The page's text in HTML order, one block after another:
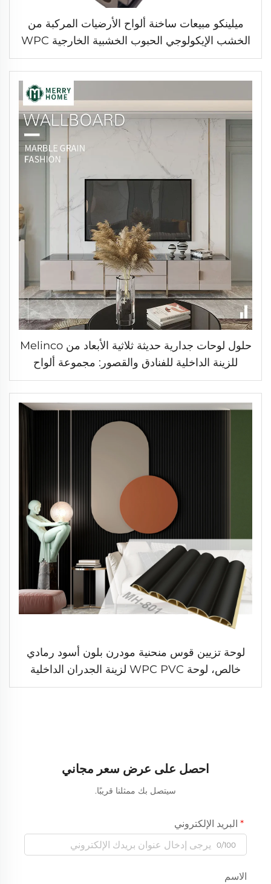
ميلينكو مبيعات ساخنة ألواح الأرضيات المركبة من
الخشب الإيكولوجي الحبوب الخشبية الخارجية WPC
تركيب الألواح الدقيقة للأرضيات
حلول لوحات جدارية حديثة ثلاثية الأبعاد من Melinco
للزينة الداخلية للفنادق والقصور: مجموعة ألواح
جدارية رخامية
لوحة تزيين قوس منحنية مودرن بلون أسود رمادي
خالص، لوحة WPC PVC لزينة الجدران الداخلية
احصل على عرض سعر مجاني
سيتصل بك ممثلنا قريبًا.
البريد الإلكتروني
0/100
الاسم